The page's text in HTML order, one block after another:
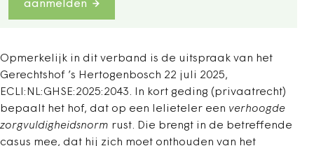
aanmelden
Opmerkelijk in dit verband is de uitspraak van het
Gerechtshof ’s Hertogenbosch 22 juli 2025,
ECLI:NL:GHSE:2025:2043. In kort geding (privaatrecht)
bepaalt het hof, dat op een lelieteler een verhoogde
zorgvuldigheidsnorm rust. Die brengt in de betreffende
casus mee, dat hij zich moet onthouden van het